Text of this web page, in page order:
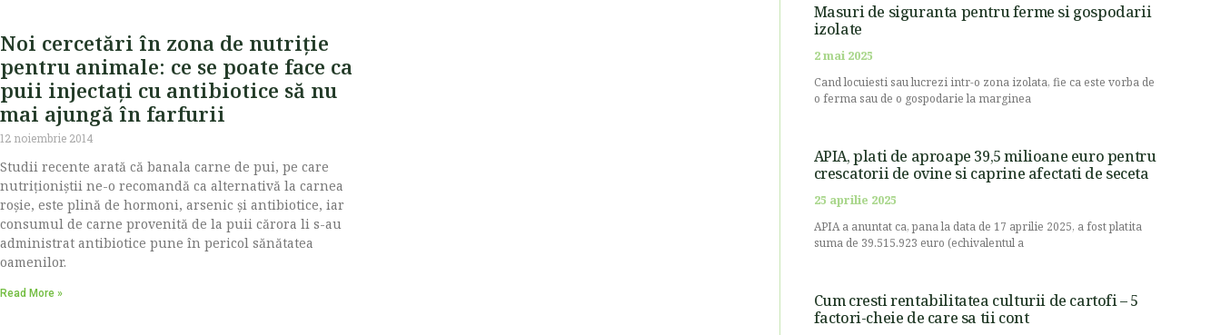
Noi cercetări în zona de nutriție
pentru animale: ce se poate face ca
puii injectați cu antibiotice să nu
mai ajungă în farfurii
12 noiembrie 2014
Studii recente arată că banala carne de pui, pe care
nutriționiștii ne-o recomandă ca alternativă la carnea
roșie, este plină de hormoni, arsenic şi antibiotice, iar
consumul de carne provenită de la puii cărora li s-au
administrat antibiotice pune în pericol sănătatea
oamenilor.
Read More »
Masuri de siguranta pentru ferme si gospodarii
izolate
2 mai 2025
Cand locuiesti sau lucrezi intr-o zona izolata, fie ca este vorba de
o ferma sau de o gospodarie la marginea
APIA, plati de aproape 39,5 milioane euro pentru
crescatorii de ovine si caprine afectati de seceta
25 aprilie 2025
APIA a anuntat ca, pana la data de 17 aprilie 2025, a fost platita
suma de 39.515.923 euro (echivalentul a
Cum cresti rentabilitatea culturii de cartofi – 5
factori-cheie de care sa tii cont